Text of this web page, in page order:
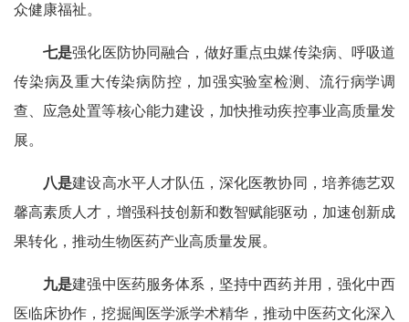
众健康福祉。
七是强化医防协同融合，做好重点虫媒传染病、呼吸道
传染病及重大传染病防控，加强实验室检测、流行病学调
查、应急处置等核心能力建设，加快推动疾控事业高质量发
展。
八是建设高水平人才队伍，深化医教协同，培养德艺双
馨高素质人才，增强科技创新和数智赋能驱动，加速创新成
果转化，推动生物医药产业高质量发展。
九是建强中医药服务体系，坚持中西药并用，强化中西
医临床协作，挖掘闽医学派学术精华，推动中医药文化深入